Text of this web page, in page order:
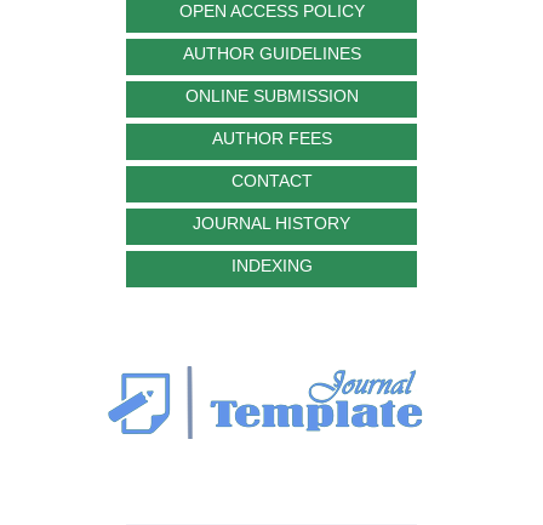
OPEN ACCESS POLICY
AUTHOR GUIDELINES
ONLINE SUBMISSION
AUTHOR FEES
CONTACT
JOURNAL HISTORY
INDEXING